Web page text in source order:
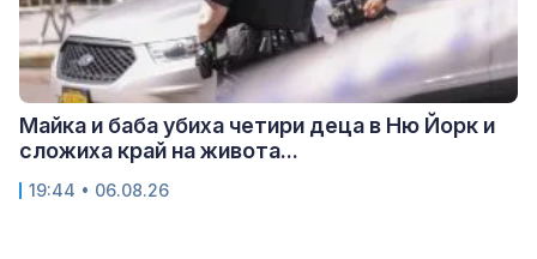
Майка и баба убиха четири деца в Ню Йорк и
сложиха край на живота...
19:44 • 06.08.26